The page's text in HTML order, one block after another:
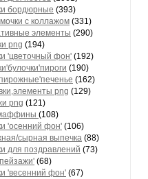
бордюрные (393)
с коллажом (331)
элементы (290)
png (194)
'цветочный фон' (192)
(190)
(162)
png (129)
png (121)
(108)
'осенний фон' (106)
сырная выпечка (88)
для поздравлений (73)
(68)
'весенний фон' (67)